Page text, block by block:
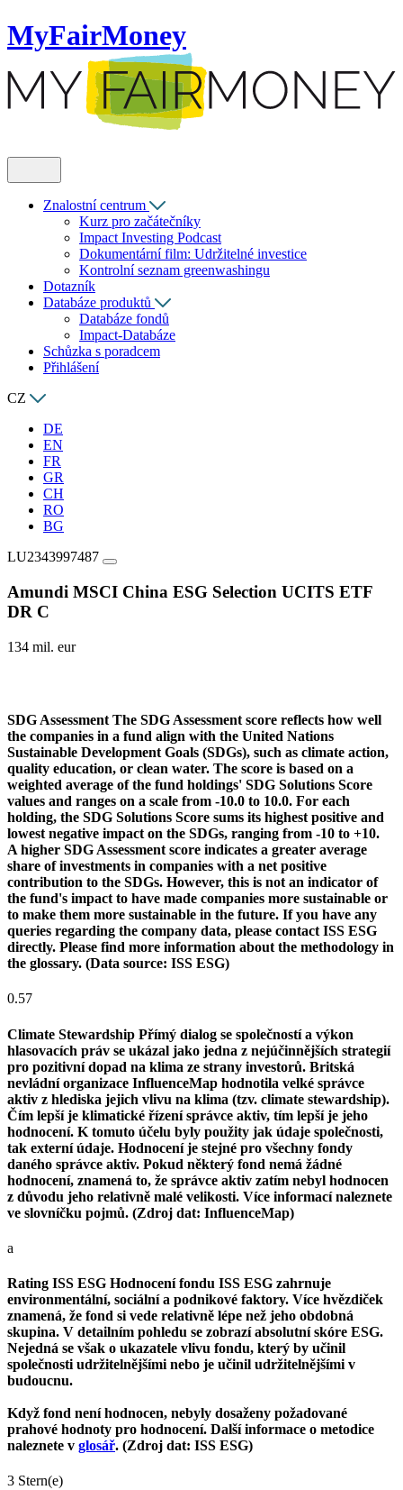
MyFairMoney
Znalostní centrum
Kurz pro začátečníky
Impact Investing Podcast
Dokumentární film: Udržitelné investice
Kontrolní seznam greenwashingu
Dotazník
Databáze produktů
Databáze fondů
Impact-Databáze
Schůzka s poradcem
Přihlášení
CZ
DE
EN
FR
GR
CH
RO
BG
LU2343997487
Amundi MSCI China ESG Selection UCITS ETF
DR C
134 mil. eur
SDG Assessment The SDG Assessment score reflects how well
the companies in a fund align with the United Nations
Sustainable Development Goals (SDGs), such as climate action,
quality education, or clean water. The score is based on a
weighted average of the fund holdings' SDG Solutions Score
values and ranges on a scale from -10.0 to 10.0. For each
holding, the SDG Solutions Score sums its highest positive and
lowest negative impact on the SDGs, ranging from -10 to +10.
A higher SDG Assessment score indicates a greater average
share of investments in companies with a net positive
contribution to the SDGs. However, this is not an indicator of
the fund's impact to have made companies more sustainable or
to make them more sustainable in the future. If you have any
queries regarding the company data, please contact ISS ESG
directly. Please find more information about the methodology in
the glossary. (Data source: ISS ESG)
0.57
Climate Stewardship Přímý dialog se společností a výkon
hlasovacích práv se ukázal jako jedna z nejúčinnějších strategií
pro pozitivní dopad na klima ze strany investorů. Britská
nevládní organizace InfluenceMap hodnotila velké správce
aktiv z hlediska jejich vlivu na klima (tzv. climate stewardship).
Čím lepší je klimatické řízení správce aktiv, tím lepší je jeho
hodnocení. K tomuto účelu byly použity jak údaje společnosti,
tak externí údaje. Hodnocení je stejné pro všechny fondy
daného správce aktiv. Pokud některý fond nemá žádné
hodnocení, znamená to, že správce aktiv zatím nebyl hodnocen
z důvodu jeho relativně malé velikosti. Více informací naleznete
ve slovníčku pojmů. (Zdroj dat: InfluenceMap)
a
Rating ISS ESG Hodnocení fondu ISS ESG zahrnuje
environmentální, sociální a podnikové faktory. Více hvězdiček
znamená, že fond si vede relativně lépe než jeho obdobná
skupina. V detailním pohledu se zobrazí absolutní skóre ESG.
Nejedná se však o ukazatele vlivu fondu, který by učinil
společnosti udržitelnějšími nebo je učinil udržitelnějšími v
budoucnu.
Když fond není hodnocen, nebyly dosaženy požadované
prahové hodnoty pro hodnocení. Další informace o metodice
naleznete v glosář. (Zdroj dat: ISS ESG)
3 Stern(e)